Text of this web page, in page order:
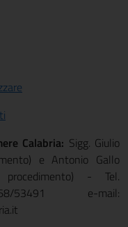
Calabria: Sigg. Giulio
e Antonio Gallo
- Tel.
53491 e-mail: